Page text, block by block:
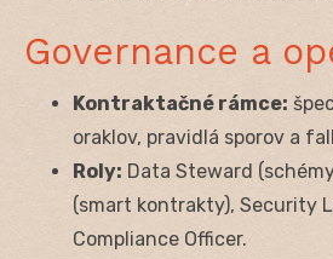
Governance a
Kontraktačné rámce:
oraklov, pravidlá sporov a
Roly: Data Steward
(smart kontrakty), Security
Compliance Officer.